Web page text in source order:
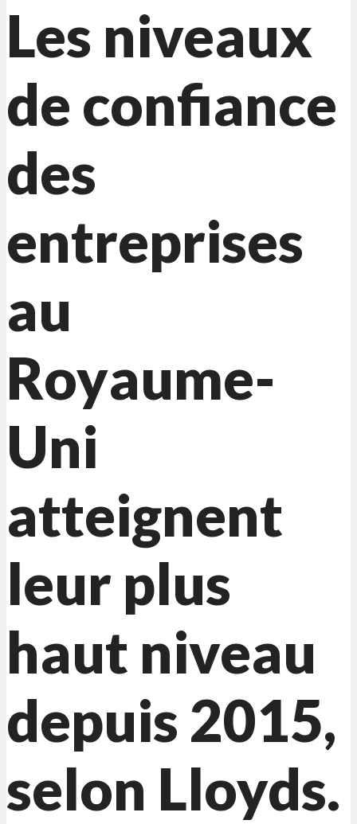
Les niveaux
de confiance
des
entreprises
au
Royaume-
Uni
atteignent
leur plus
haut niveau
depuis 2015,
selon Lloyds.